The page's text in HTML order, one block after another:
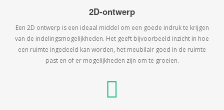
2D-ontwerp
Een 2D ontwerp is een ideaal middel om een goede indruk te krijgen
van de indelingsmogelijkheden. Het geeft bijvoorbeeld inzicht in hoe
een ruimte ingedeeld kan worden, het meubilair goed in de ruimte
past en of er mogelijkheden zijn om te groeien.